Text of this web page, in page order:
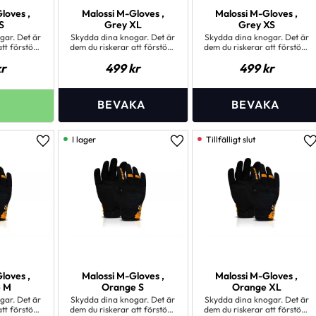
,
S
Det är
förstöra
dina
dem.
Malossi M-Gloves ,
Grey XL
Skydda dina knogar. Det är
dem du riskerar att förstöra
Användningen av dina
livet, bättre att skydda dem.
tekniska handskar som alla
avundas dig.
499kr
Malossi M-Gloves ,
Grey XS
Skydda dina knogar. Det är
dem du riskerar att förstöra
Användningen av dina
livet, bättre att skydda dem.
tekniska handskar som alla
avundas dig.
499kr
,
M
Det är
förstöra
Lägg till i favoriter
Malossi M-Gloves ,
Orange S
Skydda dina knogar. Det är
dem du riskerar att förstöra
Lägg till i favoriter
I lager
Malossi M-Gloves ,
Orange XL
Skydda dina knogar. Det är
dem du riskerar att förstöra